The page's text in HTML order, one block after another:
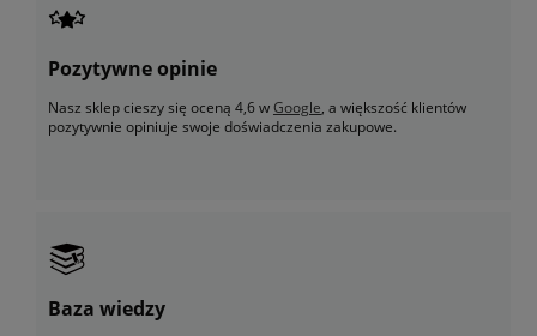
Pozytywne opinie
Nasz sklep cieszy się oceną 4,6 wGoogle, a większość klientów
pozytywnie opiniuje swoje doświadczenia zakupowe.
Baza wiedzy